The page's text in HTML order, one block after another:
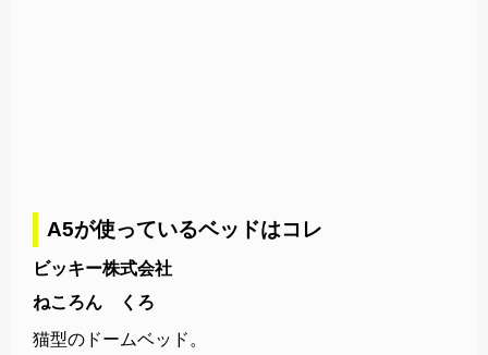
A5が使っているベッドはコレ
ビッキー株式会社
ねころん くろ
猫型のドームベッド。